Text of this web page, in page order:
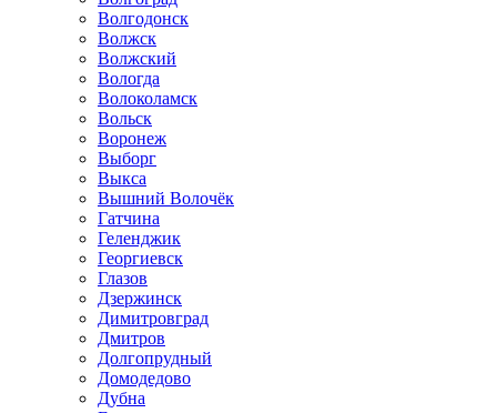
Волгодонск
Волжск
Волжский
Вологда
Волоколамск
Вольск
Воронеж
Выборг
Выкса
Вышний Волочёк
Гатчина
Геленджик
Георгиевск
Глазов
Дзержинск
Димитровград
Дмитров
Долгопрудный
Домодедово
Дубна